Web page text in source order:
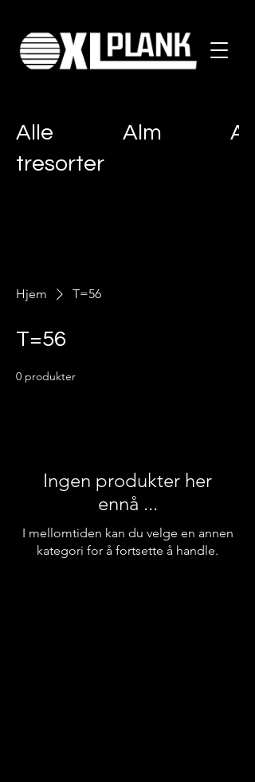
Alle
tresorter
Alm Ask
Hjem T=56
T=56
0 produkter
Ingen produkter her
ennå ...
I mellomtiden kan du velge en annen
kategori for å fortsette å handle.